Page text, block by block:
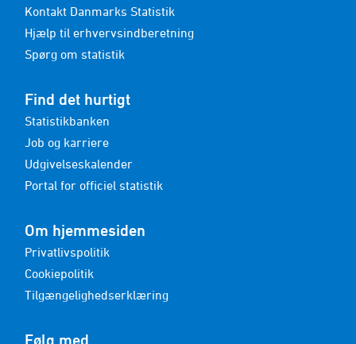
Kontakt Danmarks Statistik
Hjælp til erhvervsindberetning
Spørg om statistik
Find det hurtigt
Statistikbanken
Job og karriere
Udgivelseskalender
Portal for officiel statistik
Om hjemmesiden
Privatlivspolitik
Cookiepolitik
Tilgængelighedserklæring
Følg med